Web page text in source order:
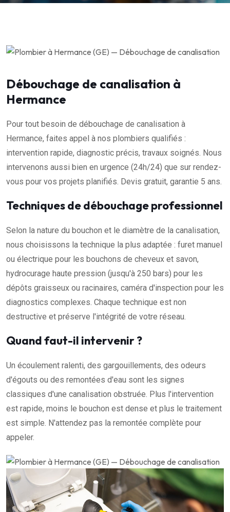
Débouchage de canalisation à
Hermance
Pour tout besoin de débouchage de canalisation à
Hermance, faites appel à nos plombiers qualifiés :
intervention rapide, diagnostic précis, travaux soignés. Nous
intervenons aussi bien en urgence (24h/24) que sur rendez-
vous pour vos projets planifiés. Devis gratuit, garantie 5 ans.
Techniques de débouchage professionnel
Selon la nature du bouchon et le diamètre de la canalisation,
nous choisissons la technique la plus adaptée : furet manuel
ou électrique pour les bouchons de cheveux et savon,
hydrocurage haute pression (jusqu'à 250 bars) pour les
dépôts graisseux ou racinaires, caméra d'inspection pour les
diagnostics complexes. Chaque technique est non
destructive et préserve l'intégrité de votre réseau.
Quand faut-il intervenir ?
Un écoulement ralenti, des gargouillements, des odeurs
d'égouts ou des remontées d'eau sont les signes
classiques d'une canalisation obstruée. Plus l'intervention
est rapide, moins le bouchon est dense et plus le traitement
est simple. N'attendez pas la remontée complète pour
appeler.